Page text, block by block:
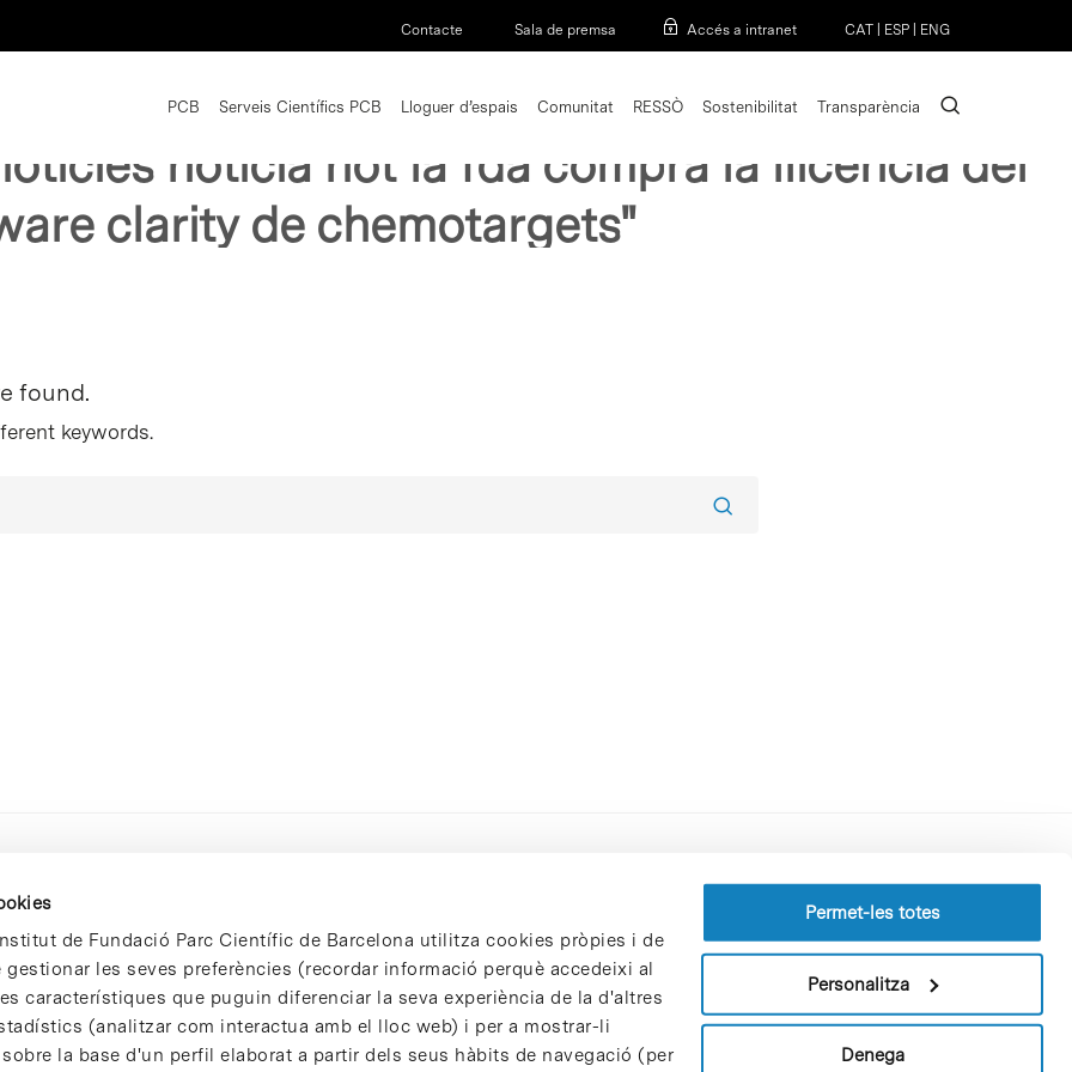
de Fundació Parc Científic de Barcelona utilitza cookies pròpies i de
les seves preferències (recordar informació perquè accedeixi al
característiques que puguin diferenciar la seva experiència de la d'altres
(analitzar com interactua amb el lloc web) i per a mostrar-li
la base d'un perfil elaborat a partir dels seus hàbits de navegació (per
Permet-les totes
Personalitza
Denega
Contacte Sala de premsa Accés a intranet CAT ESP ENG
PCB Serveis Científics PCB Lloguer d’espais Comunitat RESSÒ Sostenibilitat Transparència search
noticia not la fda compra la llicencia del
clarity de chemotargets"
found.
keywords.
Perfil del contractant
Política de privacitat
Política de cookies
Patrons i patrocinadors
Borsa de treball